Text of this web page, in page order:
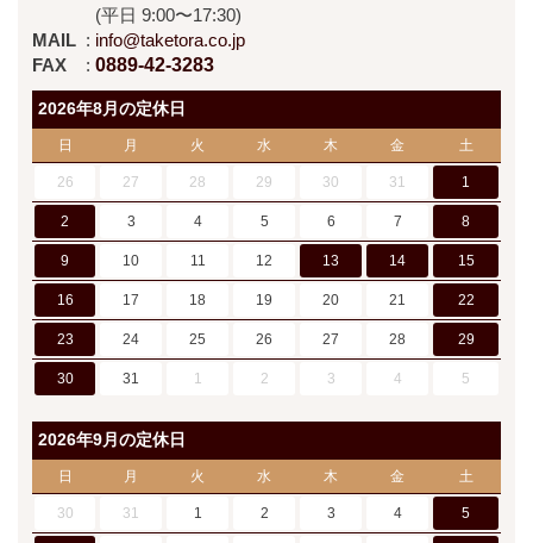
(平日 9:00〜17:30)
MAIL
info@taketora.co.jp
FAX
0889-42-3283
2026年8月の定休日
日 月 火 水 木 金 土
26 27 28 29 30 31 1
2 3 4 5 6 7 8
9 10 11 12 13 14 15
16 17 18 19 20 21 22
23 24 25 26 27 28 29
30 31 1 2 3 4 5
2026年9月の定休日
日 月 火 水 木 金 土
30 31 1 2 3 4 5